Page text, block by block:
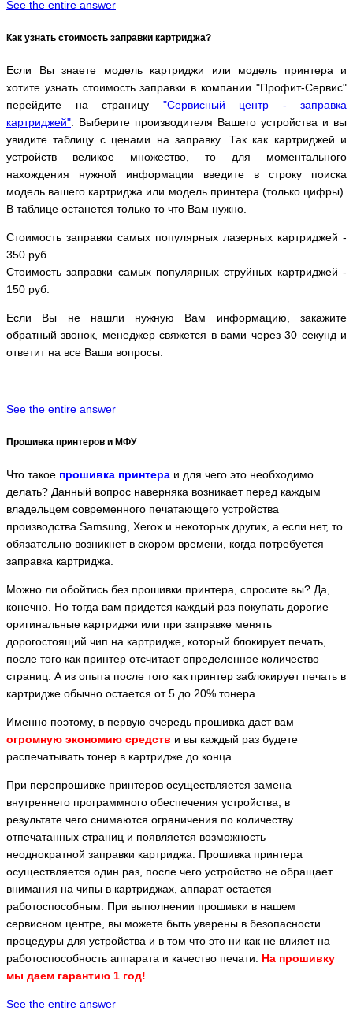
See the entire answer
Как узнать стоимость заправки картриджа?
Если Вы знаете модель картриджи или модель принтера и
хотите узнать стоимость заправки в компании "Профит-Сервис"
перейдите на страницу "Сервисный центр - заправка
картриджей" . Выберите производителя Вашего устройства и вы
увидите таблицу с ценами на заправку. Так как картриджей и
устройств великое множество, то для моментального
нахождения нужной информации введите в строку поиска
модель вашего картриджа или модель принтера (только цифры).
В таблице останется только то что Вам нужно.
Стоимость заправки самых популярных лазерных картриджей -
350 руб.
Стоимость заправки самых популярных струйных картриджей -
150 руб.
Если Вы не нашли нужную Вам информацию, закажите
обратный звонок, менеджер свяжется в вами через 30 секунд и
ответит на все Ваши вопросы.
See the entire answer
Прошивка принтеров и МФУ
Что такое прошивка принтера и для чего это необходимо
делать? Данный вопрос наверняка возникает перед каждым
владельцем современного печатающего устройства
производства Samsung, Xerox и некоторых других, а если нет, то
обязательно возникнет в скором времени, когда потребуется
заправка картриджа.
Можно ли обойтись без прошивки принтера, спросите вы? Да,
конечно. Но тогда вам придется каждый раз покупать дорогие
оригинальные картриджи или при заправке менять
дорогостоящий чип на картридже, который блокирует печать,
после того как принтер отсчитает определенное количество
страниц. А из опыта после того как принтер заблокирует печать в
картридже обычно остается от 5 до 20% тонера.
Именно поэтому, в первую очередь прошивка даст вам
огромную экономию средств и вы каждый раз будете
распечатывать тонер в картридже до конца.
При перепрошивке принтеров осуществляется замена
внутреннего программного обеспечения устройства, в
результате чего снимаются ограничения по количеству
отпечатанных страниц и появляется возможность
неоднократной заправки картриджа. Прошивка принтера
осуществляется один раз, после чего устройство не обращает
внимания на чипы в картриджах, аппарат остается
работоспособным. При выполнении прошивки в нашем
сервисном центре, вы можете быть уверены в безопасности
процедуры для устройства и в том что это ни как не влияет на
работоспособность аппарата и качество печати. На прошивку
мы даем гарантию 1 год!
See the entire answer